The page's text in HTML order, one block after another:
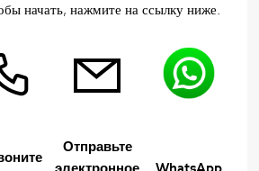
начать, нажмите на ссылку ниже.
Отправьте